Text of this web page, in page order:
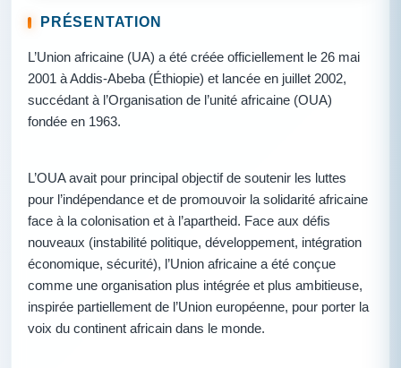
PRÉSENTATION
L’Union africaine (UA) a été créée officiellement le 26 mai
2001 à Addis-Abeba (Éthiopie) et lancée en juillet 2002,
succédant à l’Organisation de l’unité africaine (OUA)
fondée en 1963.
L’OUA avait pour principal objectif de soutenir les luttes
pour l’indépendance et de promouvoir la solidarité africaine
face à la colonisation et à l’apartheid. Face aux défis
nouveaux (instabilité politique, développement, intégration
économique, sécurité), l’Union africaine a été conçue
comme une organisation plus intégrée et plus ambitieuse,
inspirée partiellement de l’Union européenne, pour porter la
voix du continent africain dans le monde.